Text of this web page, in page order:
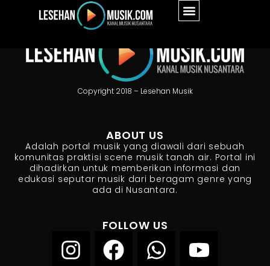
Copyright 2018 – Lesehan Musik
ABOUT US
Adalah portal musik yang diawali dari sebuah
komunitas praktisi scene musik tanah air. Portal ini
dihadirkan untuk memberikan informasi dan
edukasi seputar musik dari beragam genre yang
ada di Nusantara.
FOLLOW US